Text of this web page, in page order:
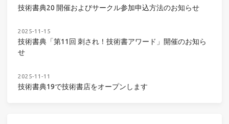
技術書典20 開催およびサークル参加申込方法のお知らせ
2025-11-15
技術書典「第11回 刺され！技術書アワード」開催のお知ら
せ
2025-11-11
技術書典19で技術書店をオープンします